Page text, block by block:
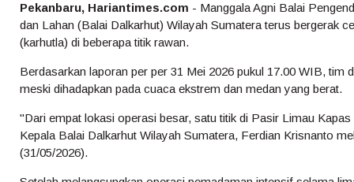
Pekanbaru, Hariantimes.com - Manggala Agni Balai
dan Lahan (Balai Dalkarhut) Wilayah Sumatera terus bergerak
(karhutla) di beberapa titik rawan.
Berdasarkan laporan per per 31 Mei 2026 pukul 17.00 WIB, tim
meski dihadapkan pada cuaca ekstrem dan medan yang berat.
"Dari empat lokasi operasi besar, satu titik di Pasir Limau
Kepala Balai Dalkarhut Wilayah Sumatera, Ferdian Krisnanto
(31/05/2026).